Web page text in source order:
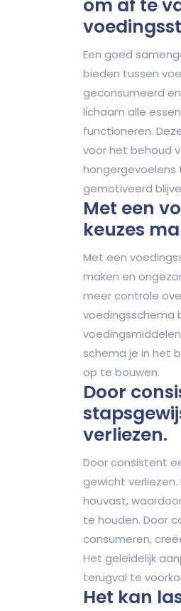
om af te
Een goed
bieden tussen
geconsumeerd
lichaam alle
functioneren.
voor het behoud
hongergevoelens
gemotiveerd
Met een
keuzes
Met een
maken en
meer controle
voedingsschema
schema je in het
op te bouwen.
Door
verliezen.
Door consistent
gewicht
houvast,
te houden. Door
consumeren,
Het geleidelijk
terugval te
Het kan